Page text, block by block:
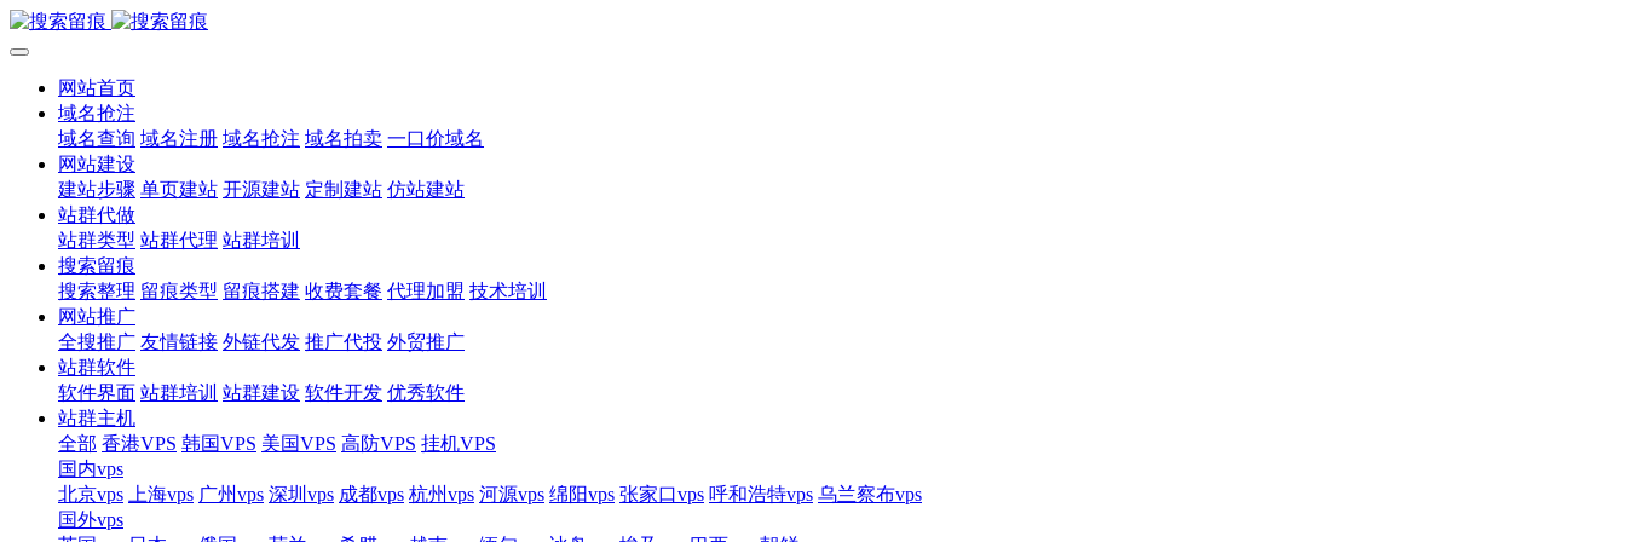
网站首页
域名抢注
域名查询 域名注册 域名抢注 域名拍卖 一口价域名
网站建设
建站步骤 单页建站 开源建站 定制建站 仿站建站
站群代做
站群类型 站群代理 站群培训
搜索留痕
搜索整理 留痕类型 留痕搭建 收费套餐 代理加盟 技术培训
网站推广
全搜推广 友情链接 外链代发 推广代投 外贸推广
站群软件
软件界面 站群培训 站群建设 软件开发 优秀软件
站群主机
全部 香港VPS 韩国VPS 美国VPS 高防VPS 挂机VPS
国内vps
北京vps
上海vps 广州vps 深圳vps 成都vps 杭州vps 河源vps 绵阳vps 张家口vps 呼和浩特vps 乌兰察布vps
国外vps